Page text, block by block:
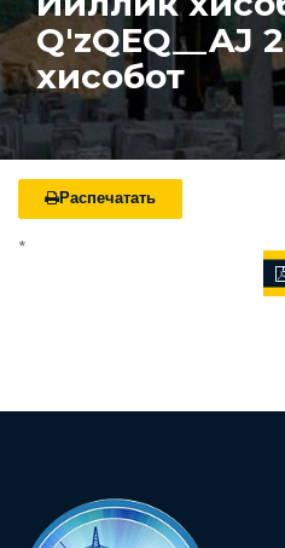
Q'zQEQ__AJ
хисобот
Распечатать
*